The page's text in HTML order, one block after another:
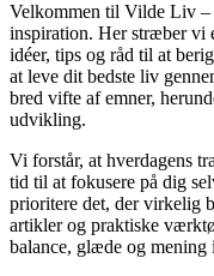
Velkommen til Vilde Liv –
inspiration. Her stræber vi
idéer, tips og råd til at
at leve dit bedste liv
bred vifte af emner,
udvikling.
Vi forstår, at hverdagens
tid til at fokusere på dig
prioritere det, der virkelig
artikler og praktiske
balance, glæde og mening